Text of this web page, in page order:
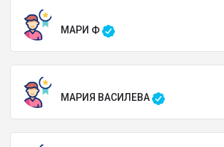
МАРИ Ф
МАРИЯ ВАСИЛЕВА